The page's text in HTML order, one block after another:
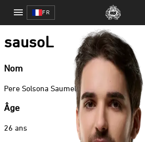
FR
Counter Strike 2
Counter Strike 2
sausoL
Nom
Pere Solsona Saumell
Âge
26 ans